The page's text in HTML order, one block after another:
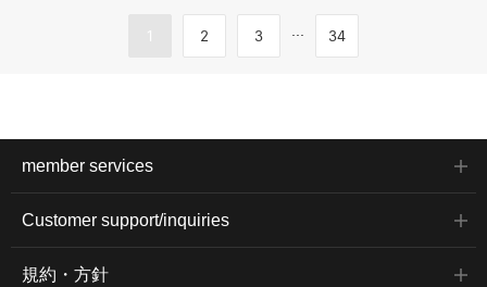
1 2 3 ... 34
member services
Customer support/inquiries
規約・方針